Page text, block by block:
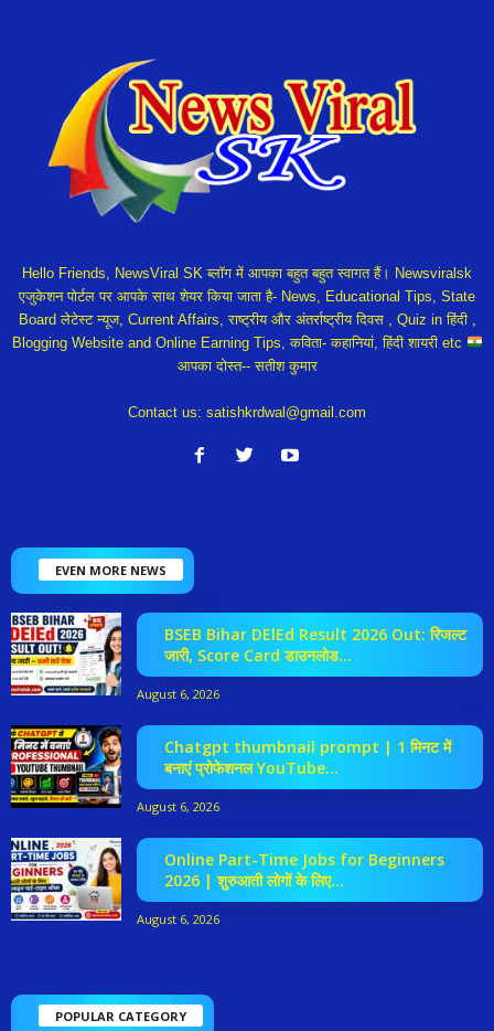
Hello Friends, NewsViral SK ब्लॉग में आपका बहुत बहुत स्वागत हैं। Newsviralsk
एजुकेशन पोर्टल पर आपके साथ शेयर किया जाता है- News, Educational Tips, State
Board लेटेस्ट न्यूज, Current Affairs, राष्ट्रीय और अंतर्राष्ट्रीय दिवस , Quiz in हिंदी ,
Blogging Website and Online Earning Tips, कविता- कहानियां, हिंदी शायरी etc
आपका दोस्त-- सतीश कुमार
Contact us: satishkrdwal@gmail.com
EVEN MORE NEWS
BSEB Bihar DElEd Result 2026 Out: रिजल्ट
जारी, Score Card डाउनलोड...
August 6, 2026
Chatgpt thumbnail prompt | 1 मिनट में
बनाएं प्रोफेशनल YouTube...
August 6, 2026
Online Part-Time Jobs for Beginners
2026 | शुरुआती लोगों के लिए...
August 6, 2026
POPULAR CATEGORY